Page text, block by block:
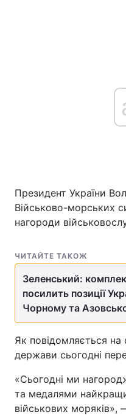
Президент України
Військово-морських
нагороди
ЧИТАЙТЕ ТАКОЖ
Зеленський:
посилить позиції
Чорному та
Як повідомляється на
держави сьогодні
«Сьогодні ми
та медалями
військових моряків»,